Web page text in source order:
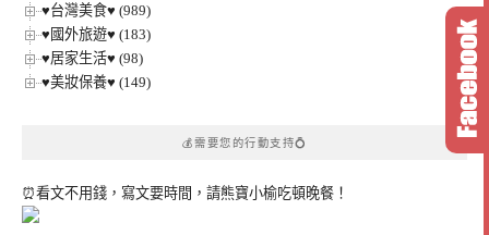
♥台灣美食♥ (989)
♥國外旅遊♥ (183)
♥居家生活♥ (98)
♥美妝保養♥ (149)
💰需要您的行動支持💍
⏰看文不用錢，寫文要時間，請熊寶小榆吃頓晚餐！